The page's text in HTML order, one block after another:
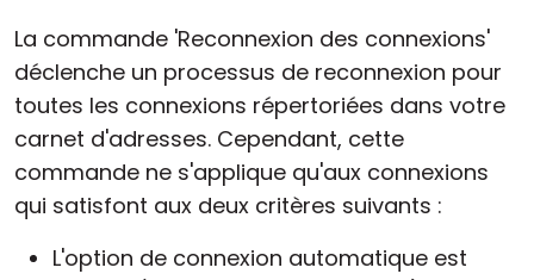
La commande 'Reconnexion des connexions'
déclenche un processus de reconnexion pour
toutes les connexions répertoriées dans votre
carnet d'adresses. Cependant, cette
commande ne s'applique qu'aux connexions
qui satisfont aux deux critères suivants :
L'option de connexion automatique est